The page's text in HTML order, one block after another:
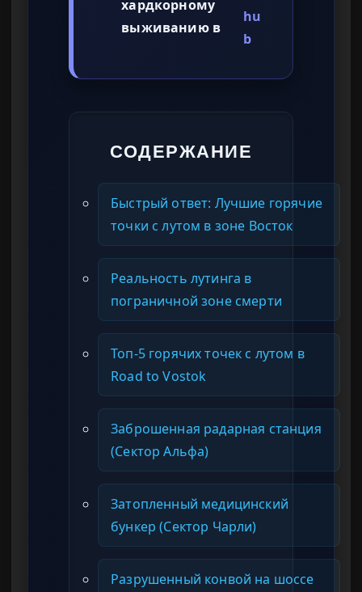
хардкорному
выживанию в
hu
b
СОДЕРЖАНИЕ
Быстрый ответ: Лучшие горячие
точки с лутом в зоне Восток
Реальность лутинга в
пограничной зоне смерти
Топ-5 горячих точек с лутом в
Road to Vostok
Заброшенная радарная станция
(Сектор Альфа)
Затопленный медицинский
бункер (Сектор Чарли)
Разрушенный конвой на шоссе